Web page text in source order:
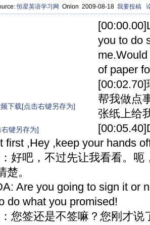
恒星英语学习网 Onion 2009-08-18 我要投稿
下载[点击右键另存为]
键另存为]
you to do
of paper
帮我做点
张纸上给
first ,Hey ,keep your hands
好吧，不过先让我看看。呃
。
Are you going to sign it or
do what you promised!
您签还是不签嘛？您刚才说